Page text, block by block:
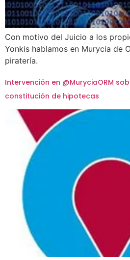
Con motivo del Juicio a los
Yonkis hablamos en Murycia de
piratería.
Intervención en @MuryciaORM
constitución de hipotecas